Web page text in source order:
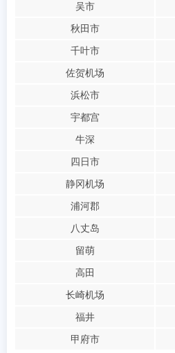
吴市
秋田市
千叶市
佐贺机场
浜松市
宇都宫
牛深
四日市
静冈机场
浦河郡
八丈岛
留萌
高田
长崎机场
福井
甲府市